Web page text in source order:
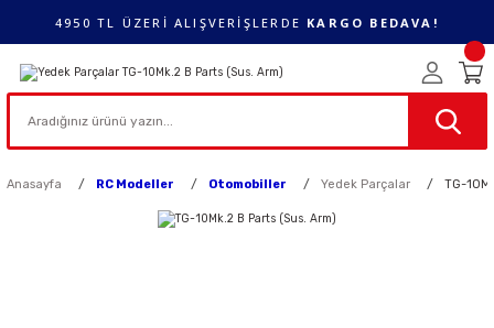
4950 TL ÜZERİ ALIŞVERİŞLERDE KARGO BEDAVA!
Anasayfa RC Modeller Otomobiller Yedek Parçalar TG-